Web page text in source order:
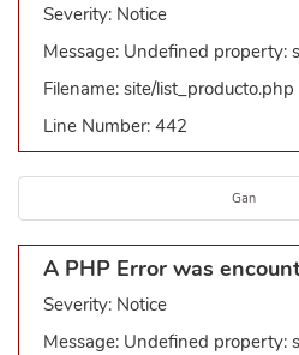
Severity: Notice
Message: Undefined property:
Filename: site/list_producto.php
Line Number: 442
Gan
A PHP Error was
Severity: Notice
Message: Undefined property: